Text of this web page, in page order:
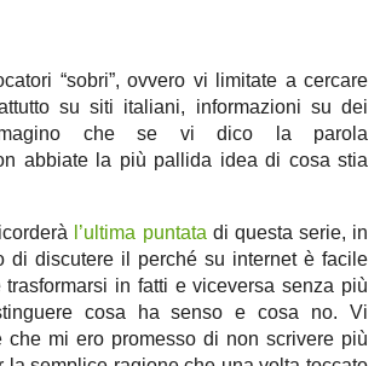
“sobri”, ovvero vi limitate a cercare
su siti italiani, informazioni su dei
che se vi dico la parola
abbiate la più pallida idea di cosa stia
l’ultima puntata di questa serie, in
di discutere il perché su internet è facile
in fatti e viceversa senza più
cosa ha senso e cosa no. Vi
che mi ero promesso di non scrivere più